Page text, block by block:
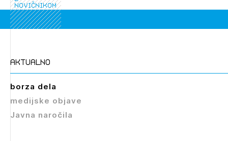
REGISTRIRAJTE SE
PRIJAVITE SE
novičnikom
aktualno
borza dela
medijske objave
Javna naročila
Novičnik natečajev
Tedenski novičnik javnih naročil
NAPREJ